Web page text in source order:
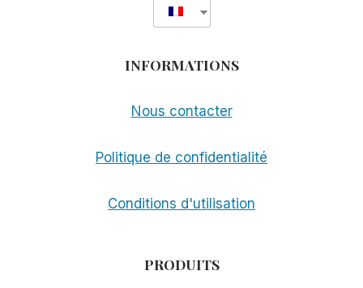
INFORMATIONS
Nous contacter
Politique de confidentialité
Conditions d'utilisation
PRODUITS